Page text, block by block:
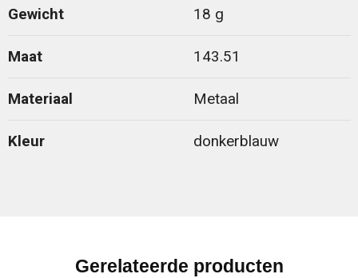
Gewicht 18 g
Maat 143.51
Materiaal Metaal
Kleur donkerblauw
Gerelateerde producten